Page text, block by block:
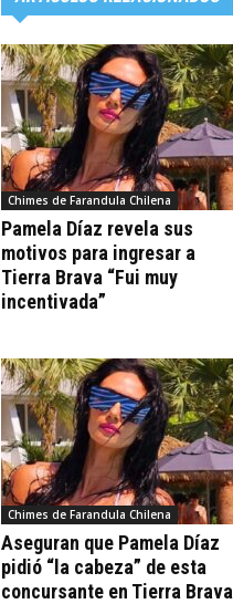
Chimes de Farandula Chilena
Pamela Díaz revela sus
motivos para ingresar a
Tierra Brava “Fui muy
incentivada”
Chimes de Farandula Chilena
Aseguran que Pamela Díaz
pidió “la cabeza” de esta
concursante en Tierra Brava